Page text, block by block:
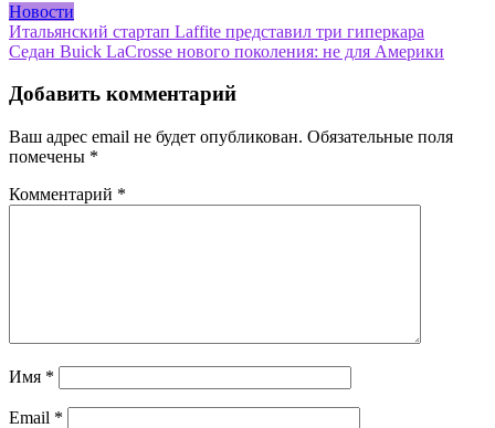
Новости
Навигация
по
записям
Итальянский стартап Laffite представил три гиперкара
Седан Buick LaCrosse нового поколения: не для Америки
Добавить комментарий
Ваш адрес email не будет опубликован. Обязательные поля
помечены *
Комментарий *
Имя *
Email *